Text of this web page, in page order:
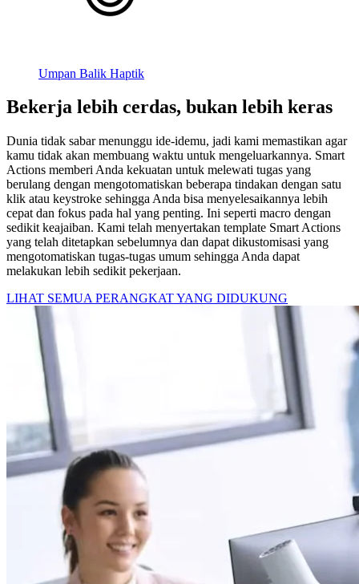
Umpan Balik Haptik
Bekerja lebih cerdas, bukan lebih keras
Dunia tidak sabar menunggu ide-idemu, jadi kami memastikan agar
kamu tidak akan membuang waktu untuk mengeluarkannya. Smart
Actions memberi Anda kekuatan untuk melewati tugas yang
berulang dengan mengotomatiskan beberapa tindakan dengan satu
klik atau keystroke sehingga Anda bisa menyelesaikannya lebih
cepat dan fokus pada hal yang penting. Ini seperti macro dengan
sedikit keajaiban. Kami telah menyertakan template Smart Actions
yang telah ditetapkan sebelumnya dan dapat dikustomisasi yang
mengotomatiskan tugas-tugas umum sehingga Anda dapat
melakukan lebih sedikit pekerjaan.
LIHAT SEMUA PERANGKAT YANG DIDUKUNG